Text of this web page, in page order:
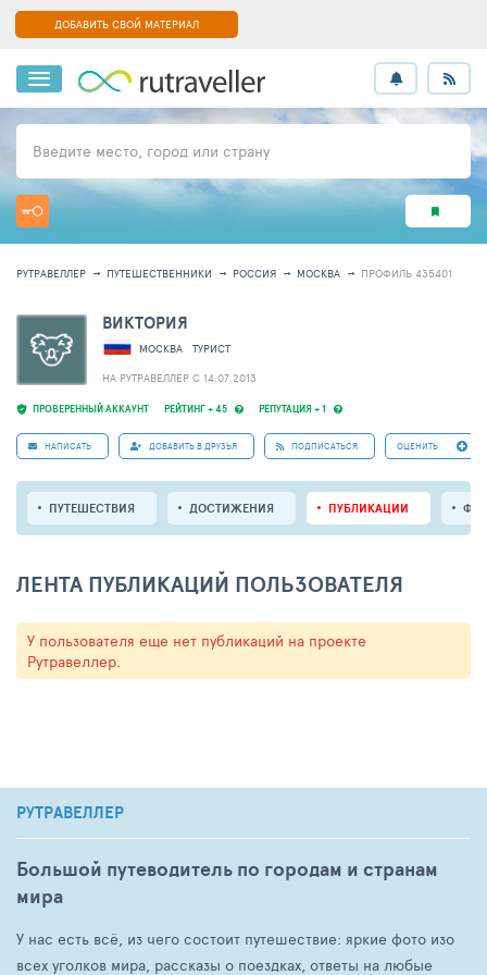
ДОБАВИТЬ СВОЙ МАТЕРИАЛ
Введите место, город или страну
РУТРАВЕЛЛЕР ПУТЕШЕСТВЕННИКИ РОССИЯ МОСКВА ПРОФИЛЬ 435401
ПРОВЕРЕННЫЙ АККАУНТ РЕЙТИНГ + 45 РЕПУТАЦИЯ + 1
ВИКТОРИЯ
МОСКВА
ТУРИСТ
НА РУТРАВЕЛЛЕР C 14.07.2013
НАПИСАТЬ ДОБАВИТЬ В ДРУЗЬЯ ПОДПИСАТЬСЯ ОЦЕНИТЬ
ПУТЕШЕСТВИЯ ДОСТИЖЕНИЯ ПУБЛИКАЦИИ
ЛЕНТА ПУБЛИКАЦИЙ ПОЛЬЗОВАТЕЛЯ
У пользователя еще нет публикаций на проекте
Рутравеллер.
РУТРАВЕЛЛЕР
Большой путеводитель по городам и странам
мира
У нас есть всё, из чего состоит путешествие: яркие фото изо
всех уголков мира, рассказы о поездках, ответы на любые